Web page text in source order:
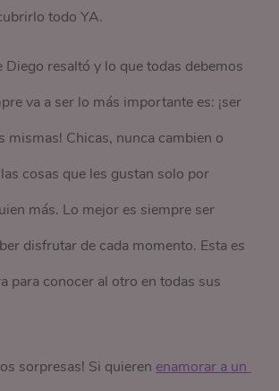
todo YA.
Diego resaltó y lo que todas debemos
va a ser lo más importante es: ¡ser
mismas! Chicas, nunca cambien o
cosas que les gustan solo por
más. Lo mejor es siempre ser
disfrutar de cada momento. Esta es
para conocer al otro en todas sus
sorpresas! Si quieren enamorar a un